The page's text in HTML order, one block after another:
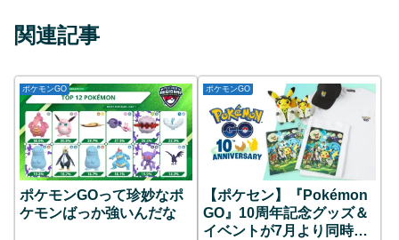
関連記事
ポケモンGO
ポケモンGOって珍妙なポ
ケモンばっか強いんだな
ポケモンGO
【ポケセン】『Pokémon
GO』10周年記念グッズ＆
イベントが7月より同時開